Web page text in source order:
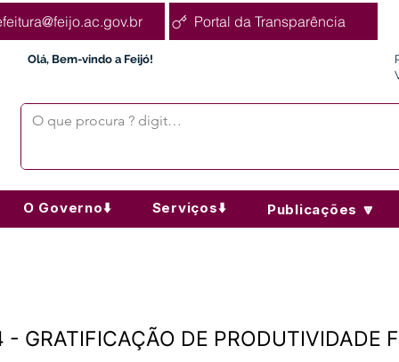
Portal da Transparência
Olá, Bem-vindo a Feijó!
O Governo⬇️ Serviços⬇️ Publicações 🔽
GRATIFICAÇÃO DE PRODUTIVIDADE